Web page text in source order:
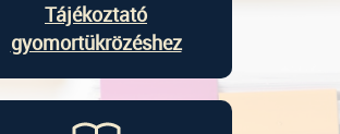
Tájékoztató
gyomortükrözéshez